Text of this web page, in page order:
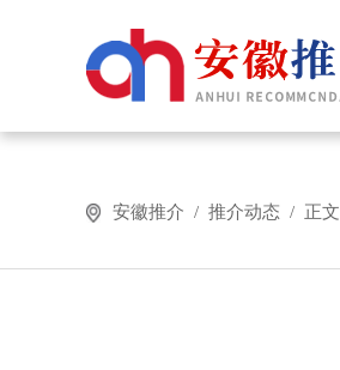
安徽推介 / 推介动态 / 正文